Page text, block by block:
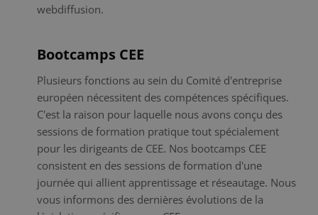
webdiffusion.
Bootcamps CEE
Plusieurs fonctions au sein du Comité d'entreprise
européen nécessitent des compétences spécifiques.
C'est la raison pour laquelle nous avons conçu des
sessions de formation pratique tout spécialement
pour les dirigeants de CEE. Nos bootcamps CEE
consistent en des sessions de formation d'une
journée qui allient apprentissage et réseautage. Nous
vous informons des dernières évolutions de la